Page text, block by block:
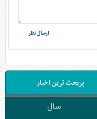
پربحث ترین اخبار
سال